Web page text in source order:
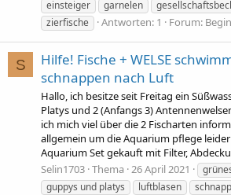
einsteiger
garnelen
zierfische
Antworten: 1 Forum:
S
Hilfe! Fische + WELSE
schnappen nach Luft
Hallo, ich besitze seit Freitag ein
Platys und 2 (Anfangs 3)
ich mich viel über die 2 Fischarten
allgemein um die Aquarium pflege
Aquarium Set gekauft mit Filter,
Selin1703 Thema 26 April 2021
guppys und platys
luftblasen